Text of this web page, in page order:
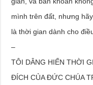
mình trên đất, nhưng
là thời gian dành cho
–
TÔI DÂNG HIẾN THỜI
ĐÍCH CỦA ĐỨC CHÚA